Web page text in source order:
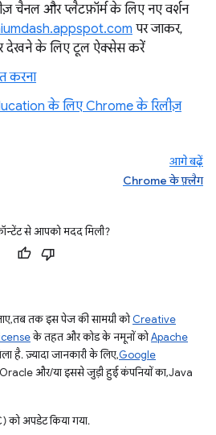
चैनल और प्लैटफ़ॉर्म के लिए नए वर्शन
पर जाकर,
देखने के लिए टूल ऐक्सेस करें
करना
के लिए Chrome के रिलीज़
आगे बढ़ें
Chrome के फ़्लैग
से आपको मदद मिली?
तब तक इस पेज की सामग्री कोCreative
के तहत और कोड के नमूनों कोApache
है. ज़्यादा जानकारी के लिए,Google
और/या इससे जुड़ी हुई कंपनियों का, Java
को अपडेट किया गया.